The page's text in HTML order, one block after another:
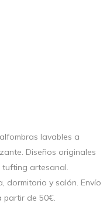
lavables a
Diseños originales
tufting artesanal.
dormitorio y salón. Envío
partir de 50€.